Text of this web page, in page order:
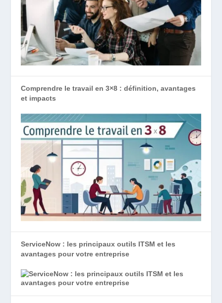
Comprendre le travail en 3×8 : définition, avantages
et impacts
ServiceNow : les principaux outils ITSM et les
avantages pour votre entreprise